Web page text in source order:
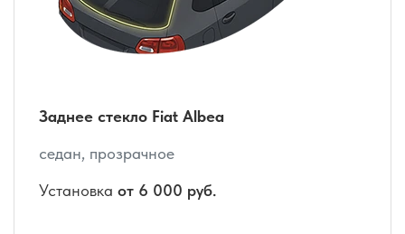
Заднее стекло Fiat Albea
седан, прозрачное
Установка от 6 000 руб.